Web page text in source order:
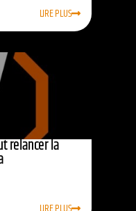
LIRE PLUS
relancer la